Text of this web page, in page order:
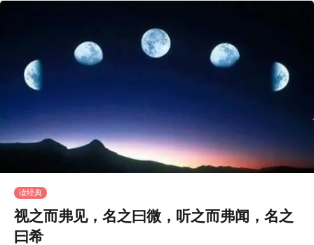
读经典
视之而弗见，名之曰微，听之而弗闻，名之
曰希